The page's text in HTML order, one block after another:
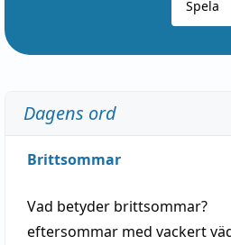
Spela
Dagens ord
Brittsommar
Vad betyder brittsommar?
eftersommar med vackert